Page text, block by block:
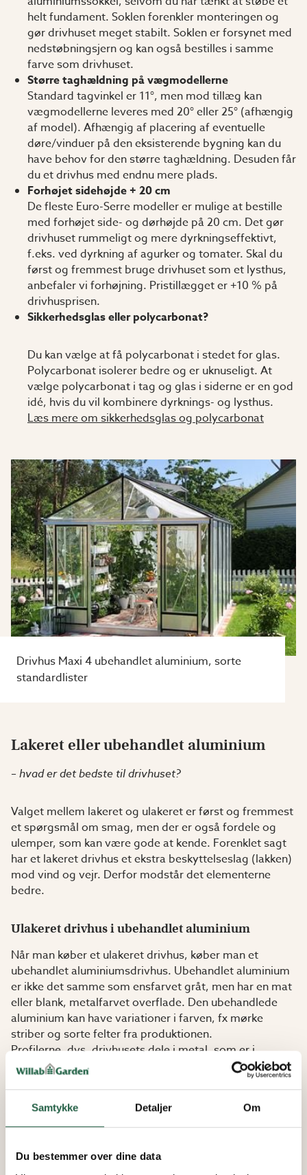
Samtykke Detaljer Om
Du bestemmer over dine data
helt fundament. Soklen forenkler monteringen og
gør drivhuset meget stabilt. Soklen er forsynet med
nedstøbningsjern og kan også bestilles i samme
farve som drivhuset.
Større taghældning på vægmodellerne
Standard tagvinkel er 11°, men mod tillæg kan
vægmodellerne leveres med 20° eller 25° (afhængig
af model). Afhængig af placering af eventuelle
døre/vinduer på den eksisterende bygning kan du
have behov for den større taghældning. Desuden får
du et drivhus med endnu mere plads.
Forhøjet sidehøjde + 20 cm
De fleste Euro-Serre modeller er mulige at bestille
med forhøjet side- og dørhøjde på 20 cm. Det gør
drivhuset rummeligt og mere dyrkningseffektivt,
f.eks. ved dyrkning af agurker og tomater. Skal du
først og fremmest bruge drivhuset som et lysthus,
anbefaler vi forhøjning. Pristillægget er +10 % på
drivhusprisen.
Sikkerhedsglas eller polycarbonat?
Du kan vælge at få polycarbonat i stedet for glas.
Polycarbonat isolerer bedre og er uknuseligt. At
vælge polycarbonat i tag og glas i siderne er en god
idé, hvis du vil kombinere dyrknings- og lysthus.
Læs mere om sikkerhedsglas og polycarbonat
Drivhus Maxi 4 ubehandlet aluminium, sorte
standardlister
Lakeret eller ubehandlet aluminium
– hvad er det bedste til drivhuset?
Valget mellem lakeret og ulakeret er først og fremmest
et spørgsmål om smag, men der er også fordele og
ulemper, som kan være gode at kende. Forenklet sagt
har et lakeret drivhus et ekstra beskyttelseslag (lakken)
mod vind og vejr. Derfor modstår det elementerne
bedre.
Ulakeret drivhus i ubehandlet aluminium
Når man køber et ulakeret drivhus, køber man et
ubehandlet aluminiumsdrivhus. Ubehandlet aluminium
er ikke det samme som ensfarvet gråt, men har en mat
eller blank, metalfarvet overflade. Den ubehandlede
aluminium kan have variationer i farven, fx mørke
striber og sorte felter fra produktionen.
Profilerne, dvs. drivhusets dele i metal, som er i
ubehandlet aluminium, bliver hurtigere og mere synligt
påvirket af vind og vejr end de lakerede. Derfor
hvor de udsættes for salte vinde, dvs. kystnært, eller
klor.